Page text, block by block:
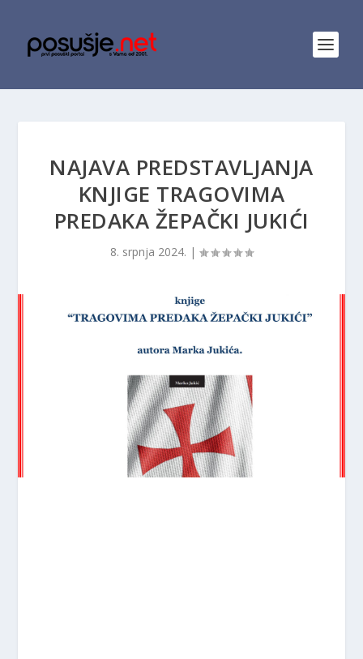
NAJAVA PREDSTAVLJANJA
KNJIGE TRAGOVIMA
PREDAKA ŽEPAČKI JUKIĆI
8. srpnja 2024. |